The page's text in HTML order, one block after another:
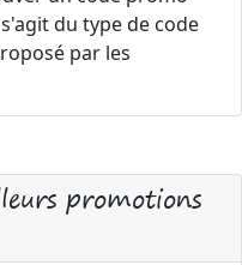
du type de code
par les
promotions